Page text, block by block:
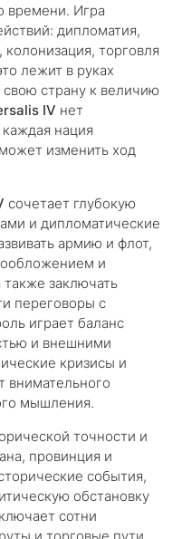
времени. Игра
дипломатия,
торговля
лежит в руках
страну к величию
IV нет
нация
изменить ход
сочетает глубокую
и дипломатические
армию и флот,
и
заключать
переговоры с
играет баланс
и внешними
кризисы и
внимательного
мышления.
точности и
провинция и
события,
обстановку
сотни